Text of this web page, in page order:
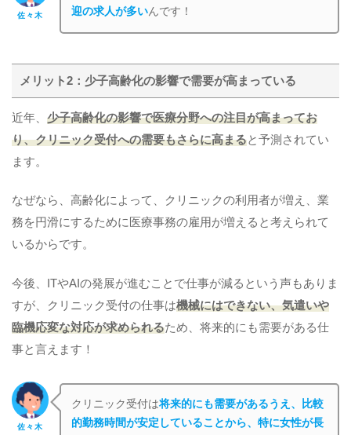
佐々木
迎の求人が多いんです！
メリット2：少子高齢化の影響で需要が高まっている
近年、 少子高齢化の影響で医療分野への注目が高まってお
り、クリニック受付への需要もさらに高まると予測されてい
ます。
なぜなら、高齢化によって、クリニックの利用者が増え、業
務を円滑にするために医療事務の雇用が増えると考えられて
いるからです。
今後、ITやAIの発展が進むことで仕事が減るという声もありま
すが、クリニック受付の仕事は機械にはできない、気遣いや
臨機応変な対応が求められるため、将来的にも需要がある仕
事と言えます！
佐々木
クリニック受付は将来的にも需要があるうえ、比較
的勤務時間が安定していることから、特に女性が長